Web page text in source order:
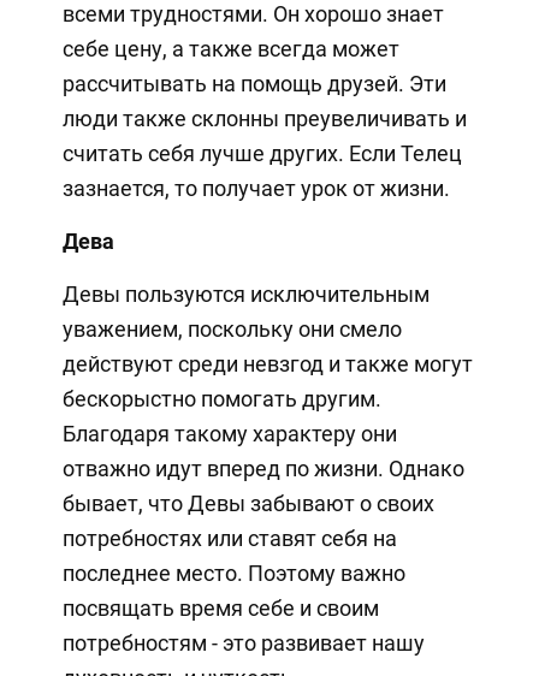
всеми трудностями. Он хорошо знает
себе цену, а также всегда может
рассчитывать на помощь друзей. Эти
люди также склонны преувеличивать и
считать себя лучше других. Если Телец
зазнается, то получает урок от жизни.
Дева
Девы пользуются исключительным
уважением, поскольку они смело
действуют среди невзгод и также могут
бескорыстно помогать другим.
Благодаря такому характеру они
отважно идут вперед по жизни. Однако
бывает, что Девы забывают о своих
потребностях или ставят себя на
последнее место. Поэтому важно
посвящать время себе и своим
потребностям - это развивает нашу